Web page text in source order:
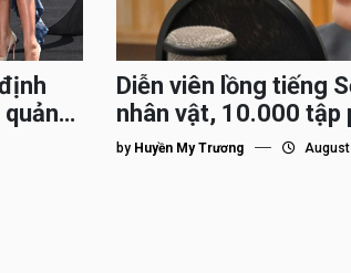
Diễn viên lồng tiếng
nhân vật, 10.000 tập
nhân vật gắn bó lâu
by Huyền My Trương August